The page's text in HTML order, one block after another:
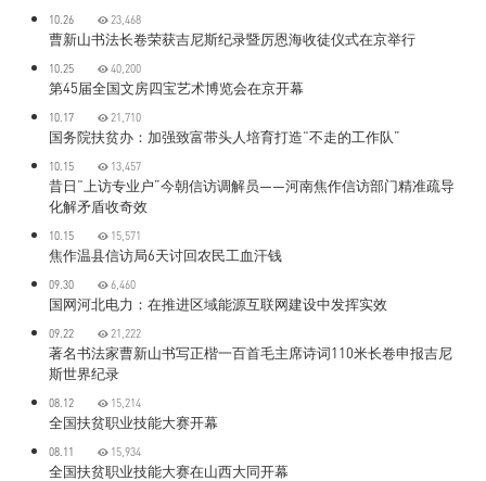
10.26 23,468
曹新山书法长卷荣获吉尼斯纪录暨厉恩海收徒仪式在京举行
10.25 40,200
第45届全国文房四宝艺术博览会在京开幕
10.17 21,710
国务院扶贫办：加强致富带头人培育打造“不走的工作队”
10.15 13,457
昔日“上访专业户”今朝信访调解员——河南焦作信访部门精准疏导
化解矛盾收奇效
10.15 15,571
焦作温县信访局6天讨回农民工血汗钱
09.30 6,460
国网河北电力：在推进区域能源互联网建设中发挥实效
09.22 21,222
著名书法家曹新山书写正楷一百首毛主席诗词110米长卷申报吉尼
斯世界纪录
08.12 15,214
全国扶贫职业技能大赛开幕
08.11 15,934
全国扶贫职业技能大赛在山西大同开幕